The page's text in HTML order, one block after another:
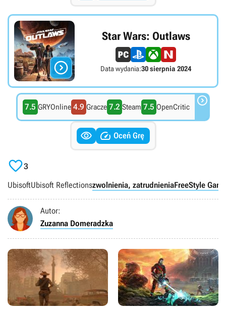

Star Wars: Outlaws
Data wydania:30 sierpnia 2024
7.5 GRYOnline 4.9 Gracze 7.2 Steam 7.5 OpenCritic 
  Oceń Grę
3
UbisoftUbisoft Reflectionszwolnienia, zatrudnieniaFreeStyle
Autor:
Zuzanna Domeradzka